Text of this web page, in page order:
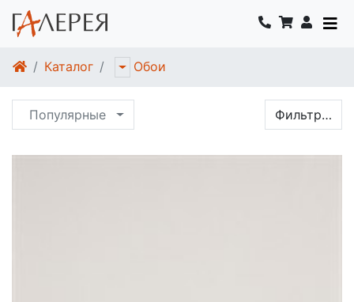
Каталог Обои
Популярные Фильтр…